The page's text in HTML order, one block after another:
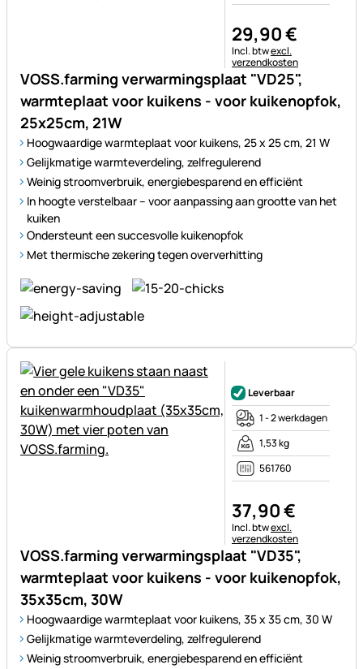
VOSS.farming verwarmingsplaat "VD25",
warmteplaat voor kuikens - voor kuikenopfok,
25x25cm, 21W
Hoogwaardige warmteplaat voor kuikens, 25 x 25 cm, 21 W
Gelijkmatige warmteverdeling, zelfregulerend
Weinig stroomverbruik, energiebesparend en efficiënt
In hoogte verstelbaar – voor aanpassing aan grootte van het
kuiken
Ondersteunt een succesvolle kuikenopfok
Met thermische zekering tegen oververhitting
29,90€
Belastinginformatie:
Incl. btwexcl.
verzendkosten
VOSS.farming verwarmingsplaat "VD35",
warmteplaat voor kuikens - voor kuikenopfok,
35x35cm, 30W
Hoogwaardige warmteplaat voor kuikens, 35 x 35 cm, 30 W
Gelijkmatige warmteverdeling, zelfregulerend
Weinig stroomverbruik, energiebesparend en efficiënt
Leverbaar
1 - 2 werkdagen
1,53 kg
561760
37,90€
Belastinginformatie:
Incl. btwexcl.
verzendkosten